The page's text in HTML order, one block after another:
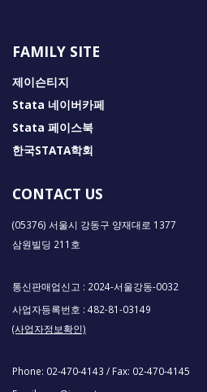
FAMILY SITE
제이슨티지
Stata 네이버카페
Stata 페이스북
한국STATA학회
CONTACT US
(05376) 서울시 강동구 양재대로 1377
삼원빌딩 211호
통신판매업신고 : 2024-서울강동-0032
사업자등록번호 : 482-81-03149
(사업자정보확인)
Phone: 02-470-4143 / Fax: 02-470-4145